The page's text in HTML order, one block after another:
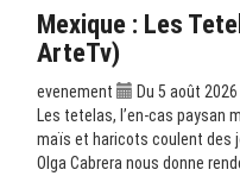
Mexique : Les
ArteTv)
evenement
Du 5 août
Les tetelas, l’en-cas paysan
maïs et haricots coulent des
Olga Cabrera nous donne